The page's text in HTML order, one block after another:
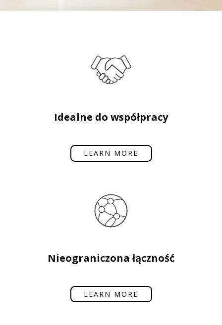
Idealne do współpracy
LEARN MORE
Nieograniczona łączność
LEARN MORE